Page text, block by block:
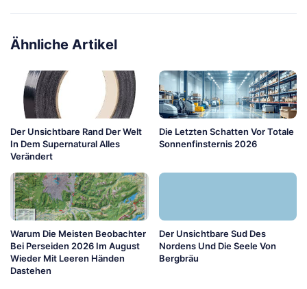
Ähnliche Artikel
Der Unsichtbare Rand Der Welt
In Dem Supernatural Alles
Verändert
Die Letzten Schatten Vor Totale
Sonnenfinsternis 2026
Warum Die Meisten Beobachter
Bei Perseiden 2026 Im August
Wieder Mit Leeren Händen
Dastehen
Der Unsichtbare Sud Des
Nordens Und Die Seele Von
Bergbräu